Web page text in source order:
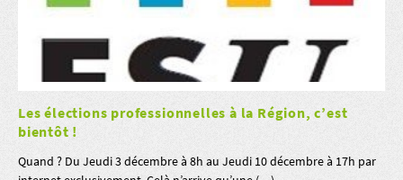
Les élections professionnelles à la Région, c’est
bientôt !
Quand ? Du Jeudi 3 décembre à 8h au Jeudi 10 décembre à 17h par